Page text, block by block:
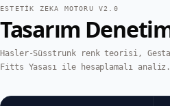
ESTETIK ZEKA MOTORU V2.0
Tasarım
Hasler-Süsstrunk renk teorisi,
Fitts Yasası ile hesaplamalı analiz.